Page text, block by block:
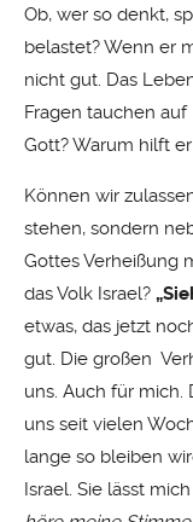
Ob, wer so denkt,
belastet? Wenn er
nicht gut. Das
Fragen tauchen
Gott? Warum hilft
Können wir
stehen, sondern
Gottes Verheißung
das Volk Israel?
etwas, das jetzt
gut. Die großen
uns. Auch für mich.
uns seit vielen
lange so bleiben
Israel. Sie lässt